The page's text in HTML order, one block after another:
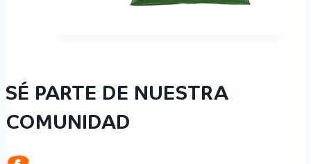
SÉ PARTE DE NUESTRA
COMUNIDAD